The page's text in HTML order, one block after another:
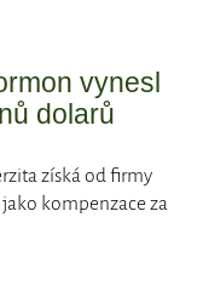
vynesl
dolarů
získá od firmy
kompenzace za